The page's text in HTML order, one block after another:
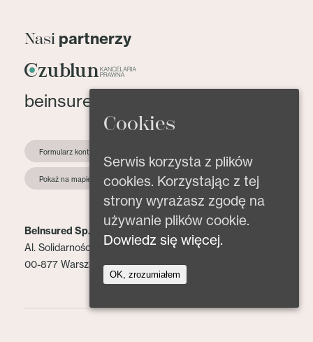
Nasi partnerzy
beinsured@beinsured.pl
Formularz kontaktowy
Pokaż na mapie
BeInsured Sp. z o.o.
Al. Solidarności 153 lok. 2
00-877 Warszawa
Cookies
Serwis korzysta z plików
cookies. Korzystając z tej
strony wyrażasz zgodę na
używanie plików cookie.
Dowiedz się więcej.
OK, zrozumiałem